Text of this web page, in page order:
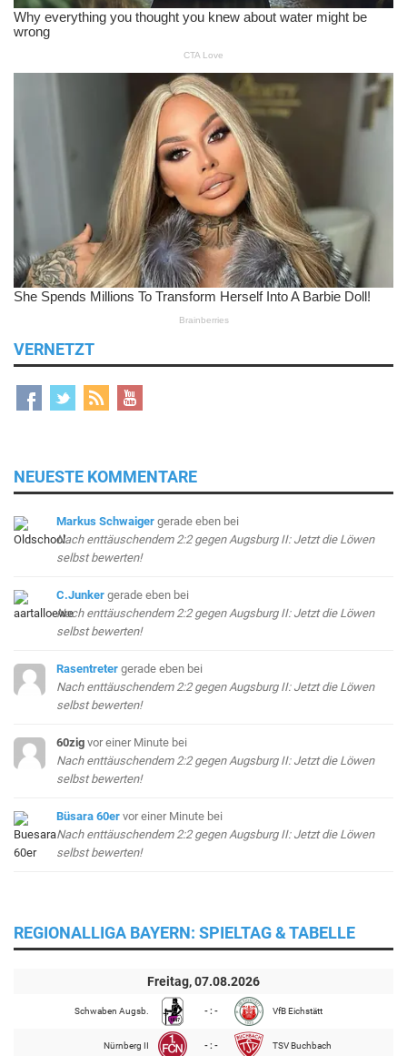
VERNETZT
NEUESTE KOMMENTARE
Markus Schwaiger gerade eben bei
Nach enttäuschendem 2:2 gegen Augsburg II: Jetzt die Löwen
selbst bewerten!
C.Junker gerade eben bei
Nach enttäuschendem 2:2 gegen Augsburg II: Jetzt die Löwen
selbst bewerten!
Rasentreter gerade eben bei
Nach enttäuschendem 2:2 gegen Augsburg II: Jetzt die Löwen
selbst bewerten!
60zig vor einer Minute bei
Nach enttäuschendem 2:2 gegen Augsburg II: Jetzt die Löwen
selbst bewerten!
Büsara 60er vor einer Minute bei
Nach enttäuschendem 2:2 gegen Augsburg II: Jetzt die Löwen
selbst bewerten!
REGIONALLIGA BAYERN: SPIELTAG & TABELLE
Freitag, 07.08.2026
Schwaben Augsb. - : - VfB Eichstätt
Nürnberg II - : - TSV Buchbach